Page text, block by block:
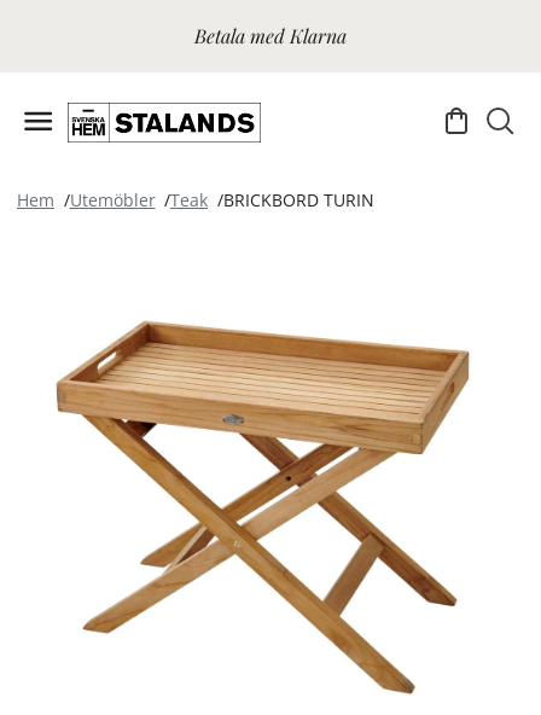
Betala med Klarna
Hem Utemöbler Teak BRICKBORD TURIN